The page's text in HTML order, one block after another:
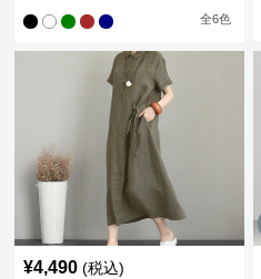
全6色
¥4,490 (税込)